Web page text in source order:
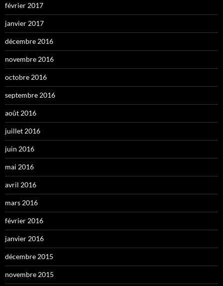
février 2017
janvier 2017
décembre 2016
novembre 2016
octobre 2016
septembre 2016
août 2016
juillet 2016
juin 2016
mai 2016
avril 2016
mars 2016
février 2016
janvier 2016
décembre 2015
novembre 2015